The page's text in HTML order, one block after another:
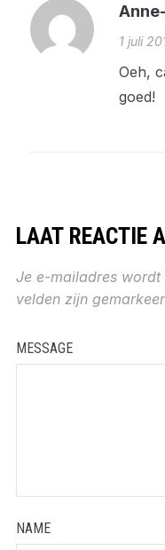
1 juli
Oeh,
goed!
LAAT REACTIE
Je e-mailadres wordt
velden zijn
MESSAGE
NAME